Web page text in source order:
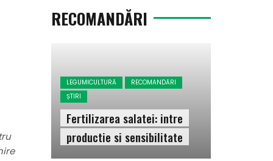
RECOMANDĂRI
LEGUMICULTURĂ
RECOMANDĂRI
ȘTIRI
Fertilizarea salatei: intre
productie si sensibilitate